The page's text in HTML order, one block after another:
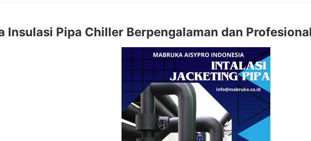
Insulasi Pipa Chiller Berpengalaman dan Profesional